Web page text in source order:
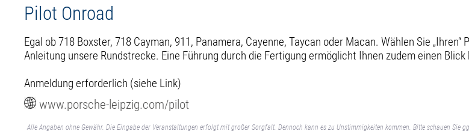
Pilot Onroad
Egal ob 718 Boxster, 718 Cayman, 911, Panamera, Cayenne, Taycan oder Macan. Wählen Sie
Anleitung unsere Rundstrecke. Eine Führung durch die Fertigung ermöglicht Ihnen zudem einen
Anmeldung erforderlich (siehe Link)
www.porsche-leipzig.com/pilot
Alle Angaben ohne Gewähr. Die Eingabe der Veranstaltungen erfolgt mit großer Sorgfalt. Dennoch kann es zu Unstimmigkeiten kommen. Bitte schauen Sie